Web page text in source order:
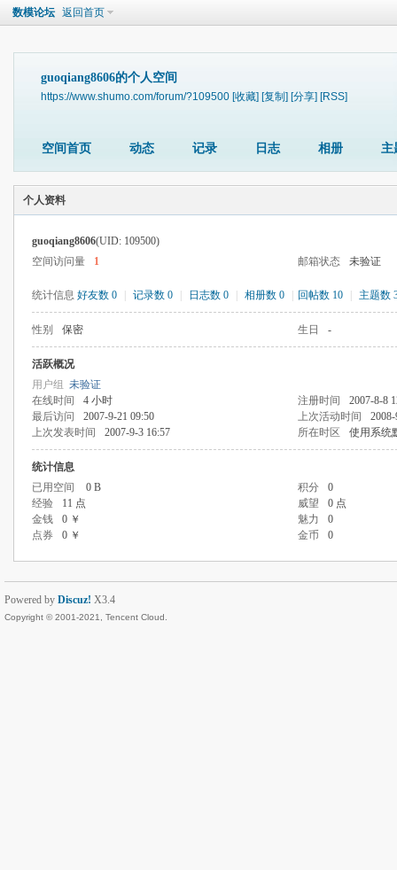
数模论坛 返回首页
guoqiang8606的个人空间
https://www.shumo.com/forum/?109500 [收藏] [复制] [分享] [RSS]
空间首页 动态 记录 日志 相册 主
个人资料
guoqiang8606(UID: 109500)
空间访问量
1 邮箱状态 未验证
统计信息 好友数 0 记录数 0 日志数 0 相册数 0 回帖数 10 主题数
性别 保密 生日 -
活跃概况
用户组 未验证
在线时间
4 小时 注册时间
2007-8-8
最后访问
2007-9-21 09:50 上次活动时间
上次发表时间
2007-9-3 16:57 所在时区 使用系统
统计信息
已用空间
0 B 积分
0
经验
11 点 威望
0 点
金钱
0 ￥ 魅力
0
点券
0 ￥ 金币 0
Powered by Discuz! X3.4
Copyright © 2001-2021, Tencent Cloud.